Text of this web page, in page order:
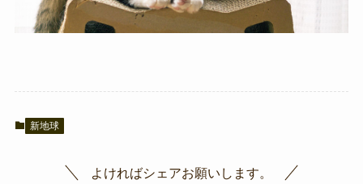
新地球
よければシェアお願いします。